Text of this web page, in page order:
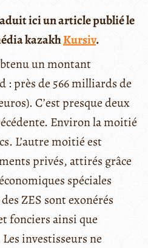
ici un article publié le
kazakhKursiv.
un montant
: près de 566 milliards de
C’est presque deux
Environ la moitié
L’autre moitié est
privés, attirés grâce
spéciales
ZES sont exonérés
fonciers ainsi que
investisseurs ne